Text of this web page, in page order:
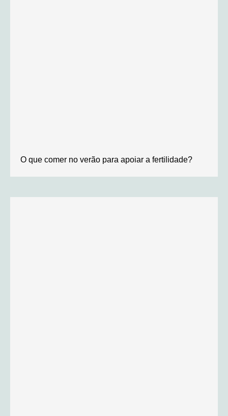
O que comer no verão para apoiar a fertilidade?